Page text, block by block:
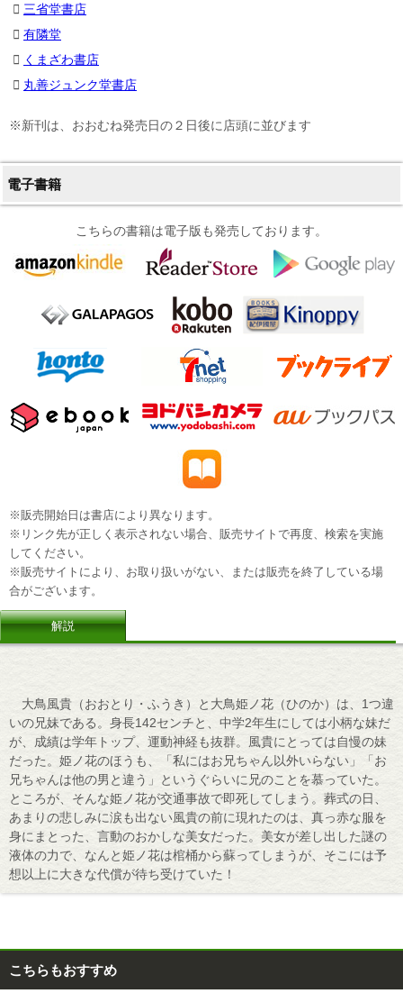
三省堂書店
有隣堂
くまざわ書店
丸善ジュンク堂書店
※新刊は、おおむね発売日の２日後に店頭に並びます
電子書籍
こちらの書籍は電子版も発売しております。
※販売開始日は書店により異なります。
※リンク先が正しく表示されない場合、販売サイトで再度、検索を実施
してください。
※販売サイトにより、お取り扱いがない、または販売を終了している場
合がございます。
解説
大鳥風貴（おおとり・ふうき）と大鳥姫ノ花（ひのか）は、1つ違
いの兄妹である。身長142センチと、中学2年生にしては小柄な妹だ
が、成績は学年トップ、運動神経も抜群。風貴にとっては自慢の妹
だった。姫ノ花のほうも、「私にはお兄ちゃん以外いらない」「お
兄ちゃんは他の男と違う」というぐらいに兄のことを慕っていた。
ところが、そんな姫ノ花が交通事故で即死してしまう。葬式の日、
あまりの悲しみに涙も出ない風貴の前に現れたのは、真っ赤な服を
身にまとった、言動のおかしな美女だった。美女が差し出した謎の
液体の力で、なんと姫ノ花は棺桶から蘇ってしまうが、そこには予
想以上に大きな代償が待ち受けていた！
こちらもおすすめ